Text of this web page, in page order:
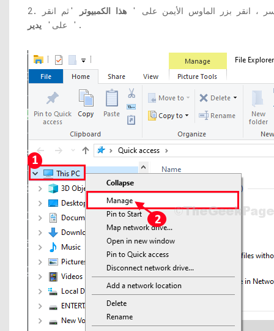
، انقر بزر الماوس الأيمن على ' هذا الكمبيوتر
'ثم انقر
على' يدير '.